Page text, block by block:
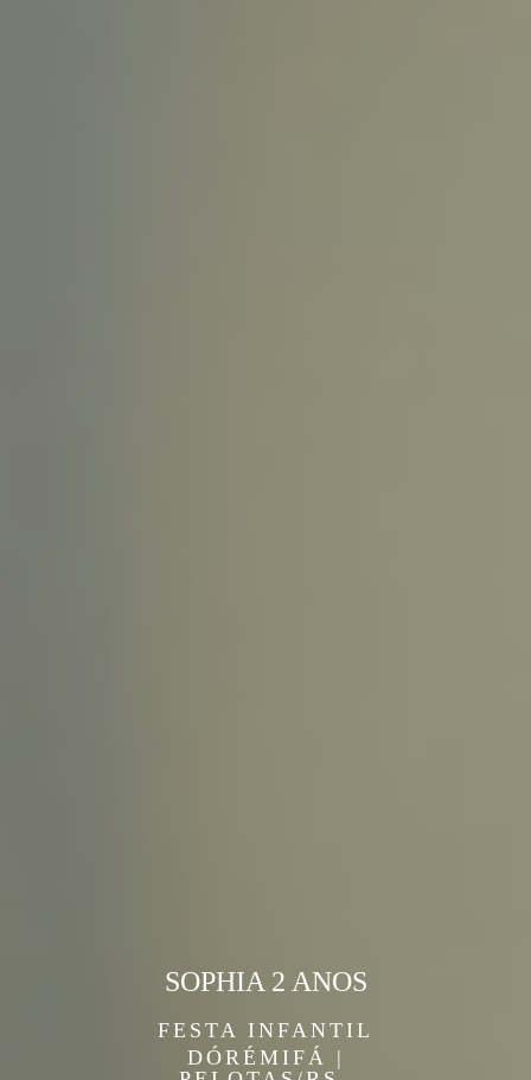
FESTA INFANTIL
DÓRÉMIFÁ |
SOPHIA 2 ANOS